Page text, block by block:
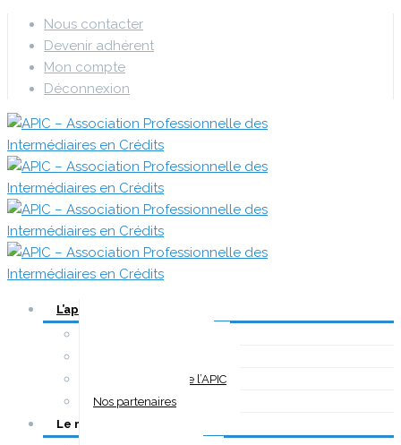
Nous contacter
Devenir adhérent
Mon compte
Déconnexion
L’apic
Les propositions de l’APIC
Nos partenaires
Le métier d’IOBSP